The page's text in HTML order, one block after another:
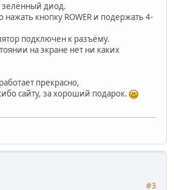
диод.
кнопку ROWER и подержать 4-
подключен к разъёму.
на экране нет ни каких
прекрасно,
сайту, за хороший подарок.
#3